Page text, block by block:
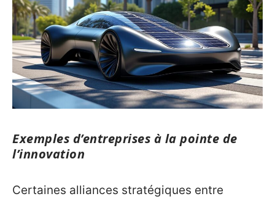
Exemples d’entreprises à la pointe de
l’innovation
Certaines alliances stratégiques entre